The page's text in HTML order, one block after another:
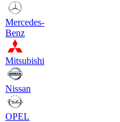
Mercedes-
Benz
Mitsubishi
Nissan
OPEL